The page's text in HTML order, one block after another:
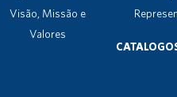
Visão, Missão e
Valores